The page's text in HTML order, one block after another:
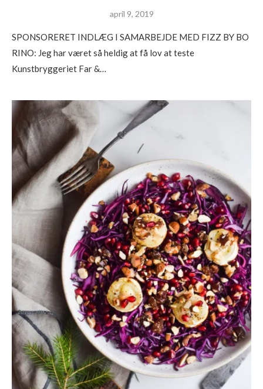
april 9, 2019
SPONSORERET INDLÆG I SAMARBEJDE MED FIZZ BY BO
RINO: Jeg har været så heldig at få lov at teste
Kunstbryggeriet Far &…